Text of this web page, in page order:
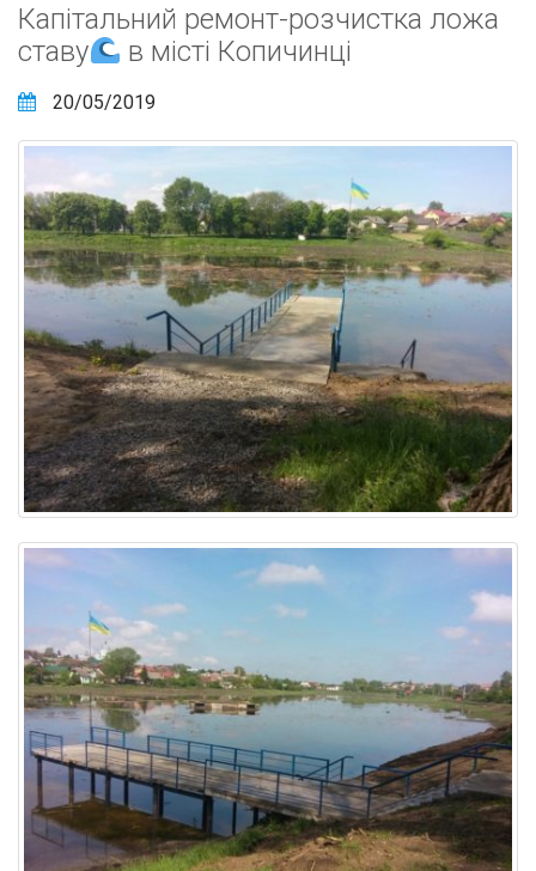
Капітальний ремонт-розчистка ложа
ставу
в місті Копичинці
20/05/2019